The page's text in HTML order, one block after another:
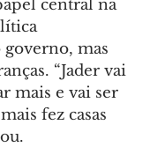
central na
mas
“Jader vai
mais e vai ser
fez casas